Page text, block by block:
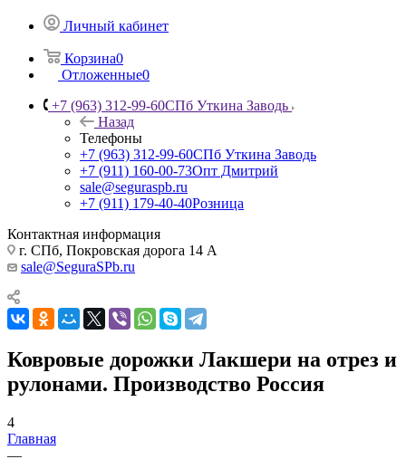
Личный кабинет
Корзина0
Отложенные0
+7 (963) 312-99-60СПб Уткина Заводь
Назад
Телефоны
+7 (963) 312-99-60СПб Уткина Заводь
+7 (911) 160-00-73Опт Дмитрий
sale@seguraspb.ru
+7 (911) 179-40-40Розница
Контактная информация
г. СПб, Покровская дорога 14 А
sale@SeguraSPb.ru
Ковровые дорожки Лакшери на отрез и
рулонами. Производство Россия
4
Главная
—